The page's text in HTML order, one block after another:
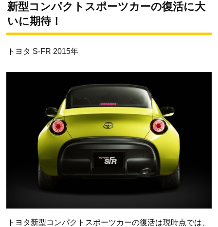
新型コンパクトスポーツカーの復活に大
いに期待！
トヨタ S-FR 2015年
トヨタ新型コンパクトスポーツカーの復活は現時点では、